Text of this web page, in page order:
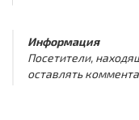
Информация
Посетители,
оставлять